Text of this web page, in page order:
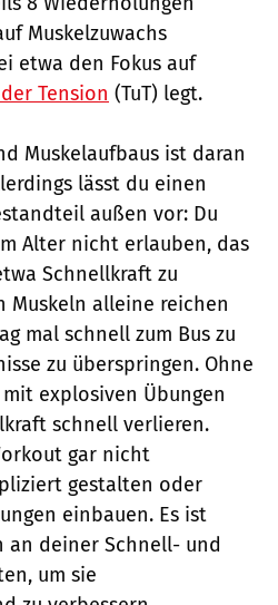
Muskelzuwachs
etwa den Fokus auf
Tension (TuT) legt.
Muskelaufbaus ist daran
lässt du einen
außen vor: Du
Alter nicht erlauben, das
Schnellkraft zu
Muskeln alleine reichen
mal schnell zum Bus zu
zu überspringen. Ohne
explosiven Übungen
schnell verlieren.
gar nicht
gestalten oder
einbauen. Es ist
deiner Schnell- und
um sie